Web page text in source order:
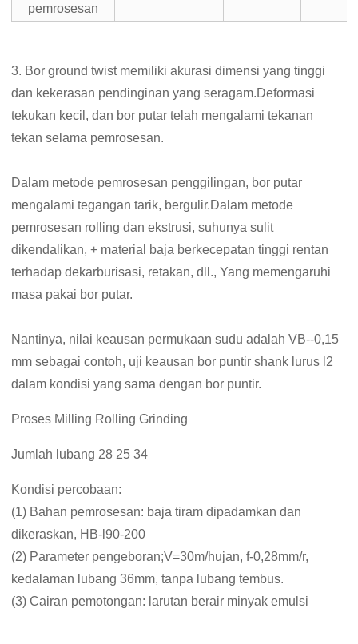
pemrosesan
3. Bor ground twist memiliki akurasi dimensi yang tinggi
dan kekerasan pendinginan yang seragam.Deformasi
tekukan kecil, dan bor putar telah mengalami tekanan
tekan selama pemrosesan.
Dalam metode pemrosesan penggilingan, bor putar
mengalami tegangan tarik, bergulir.Dalam metode
pemrosesan rolling dan ekstrusi, suhunya sulit
dikendalikan, + material baja berkecepatan tinggi rentan
terhadap dekarburisasi, retakan, dll., Yang memengaruhi
masa pakai bor putar.
Nantinya, nilai keausan permukaan sudu adalah VB--0,15
mm sebagai contoh, uji keausan bor puntir shank lurus l2
dalam kondisi yang sama dengan bor puntir.
Proses Milling Rolling Grinding
Jumlah lubang 28 25 34
Kondisi percobaan:
(1) Bahan pemrosesan: baja tiram dipadamkan dan
dikeraskan, HB-l90-200
(2) Parameter pengeboran;V=30m/hujan, f-0,28mm/r,
kedalaman lubang 36mm, tanpa lubang tembus.
(3) Cairan pemotongan: larutan berair minyak emulsi